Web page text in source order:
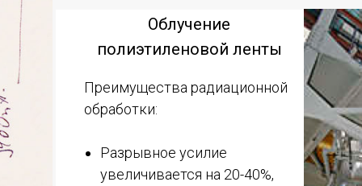
Облучение
полиэтиленовой ленты
Преимущества радиационной
обработки:
Разрывное усилие
увеличивается на 20-40%,